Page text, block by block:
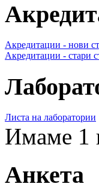
Акредитации - нови
Акредитации - стари
Листа на лаборатории
Имаме 1
Анкета